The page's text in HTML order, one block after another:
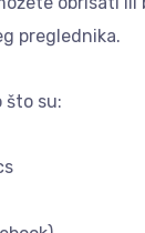
preglednika.
što su: